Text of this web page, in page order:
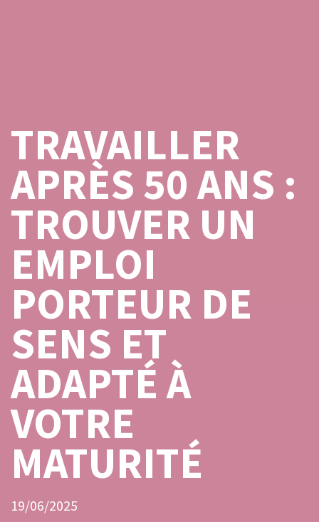
TRAVAILLER
APRÈS 50 ANS :
TROUVER UN
EMPLOI
PORTEUR DE
SENS ET
ADAPTÉ À
VOTRE
MATURITÉ
19/06/2025